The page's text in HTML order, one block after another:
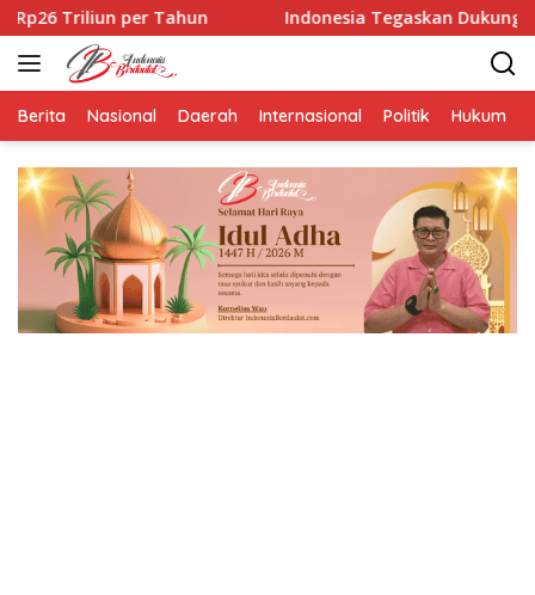
Langsung
ke
konten
Indonesia Tegaskan Dukungan untuk Palestina,
Berita Nasional Daerah Internasional Politik Hukum